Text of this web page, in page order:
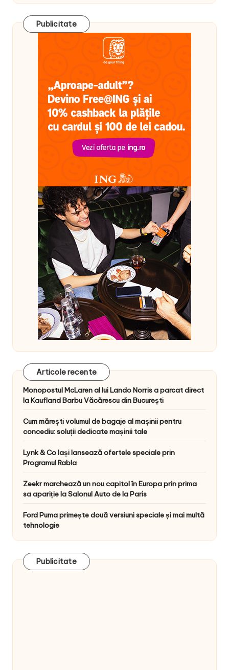
Publicitate
Articole recente
Monopostul McLaren al lui Lando Norris a parcat direct
la Kaufland Barbu Văcărescu din București
Cum mărești volumul de bagaje al mașinii pentru
concediu: soluții dedicate mașinii tale
Lynk & Co Iași lansează ofertele speciale prin
Programul Rabla
Zeekr marchează un nou capitol în Europa prin prima
sa apariție la Salonul Auto de la Paris
Ford Puma primește două versiuni speciale și mai multă
tehnologie
Publicitate